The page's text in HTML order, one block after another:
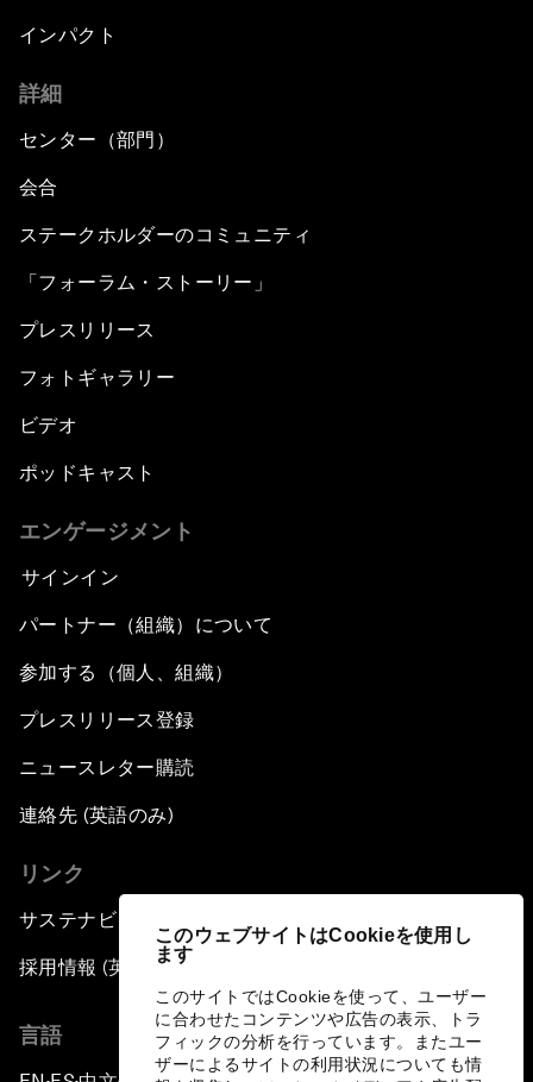
このウェブサイトはCookieを使用し
ます
このサイトではCookieを使って、ユーザー
に合わせたコンテンツや広告の表示、トラ
フィックの分析を行っています。またユー
ザーによるサイトの利用状況についても情
インパクト
詳細
センター（部門）
会合
ステークホルダーのコミュニティ
「フォーラム・ストーリー」
プレスリリース
フォトギャラリー
ビデオ
ポッドキャスト
エンゲージメント
サインイン
パートナー（組織）について
参加する（個人、組織）
プレスリリース登録
ニュースレター購読
連絡先 (英語のみ)
リンク
サステナビリティへの取り組み
採用情報 (英語のみ)
言語